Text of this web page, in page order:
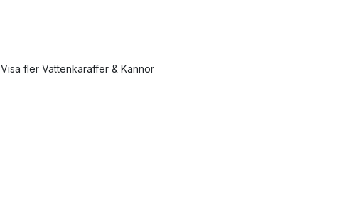
Visa fler Vattenkaraffer & Kannor